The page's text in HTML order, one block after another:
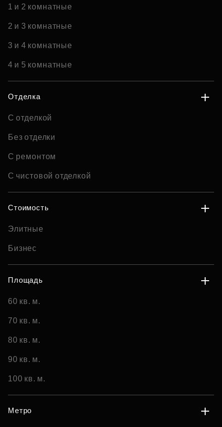
1 и 2 комнатные
2 и 3 комнатные
3 и 4 комнатные
4 и 5 комнатные
Отделка
С отделкой
Без отделки
С ремонтом
С чистовой отделкой
Стоимость
Элитные
Бизнес
Площадь
60 кв. м.
70 кв. м.
80 кв. м.
90 кв. м.
100 кв. м.
Метро